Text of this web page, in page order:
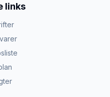
links